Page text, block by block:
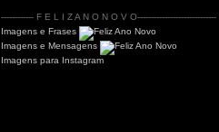
------------ F E L I Z A N O N O V
Imagens e Frases
Imagens e Mensagens
Imagens para Instagram